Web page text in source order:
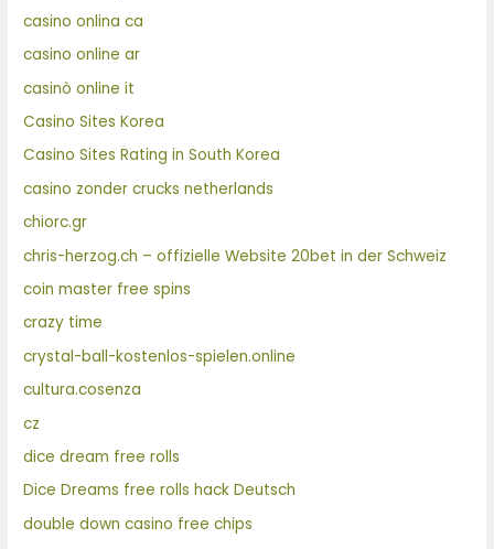
casino onlina ca
casino online ar
casinò online it
Casino Sites Korea
Casino Sites Rating in South Korea
casino zonder crucks netherlands
chiorc.gr
chris-herzog.ch – offizielle Website 20bet in der Schweiz
coin master free spins
crazy time
crystal-ball-kostenlos-spielen.online
cultura.cosenza
cz
dice dream free rolls
Dice Dreams free rolls hack Deutsch
double down casino free chips